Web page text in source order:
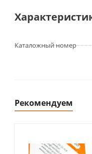
Каталожный номер
Рекомендуем